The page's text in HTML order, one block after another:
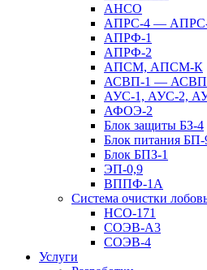
АНСО
АПРС-4 — АПРС-
АПРФ-1
АПРФ-2
АПСМ, АПСМ-К
АСВП-1 —
АУС-1, АУС-2,
АФОЭ-2
Блок защиты БЗ-4
Блок питания БП-
Блок БПЗ-1
ЭП-0,9
ВППФ-1А
Система очистки
НСО-171
СОЭВ-А3
СОЭВ-4
Услуги